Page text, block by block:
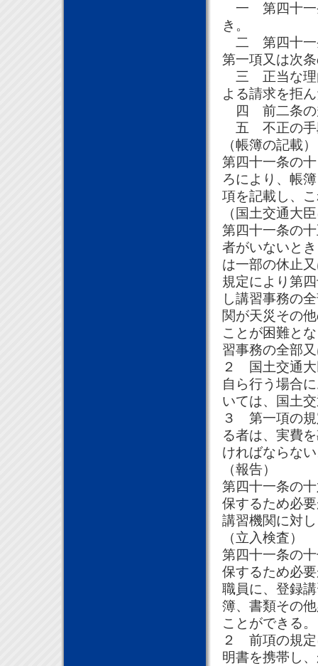
一 第四十一
き。
二 第四十一
第一項又は次
三 正当な理
よる請求を拒
四 前二条の
五 不正の手
（帳簿の記載）
第四十一条の
ろにより、帳
項を記載し、
（国土交通大
第四十一条の
者がいないと
は一部の休止
規定により第
し講習事務の
関が天災その
ことが困難と
習事務の全部
２ 国土交通大
自ら行う場合
いては、国土
３ 第一項の規
る者は、実費
ければならな
（報告）
第四十一条の
保するため必
講習機関に対
（立入検査）
第四十一条の
保するため必
職員に、登録
簿、書類その
ことができる。
２ 前項の規定
明書を携帯し